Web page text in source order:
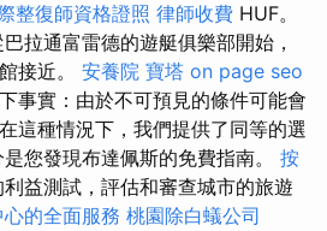
整復師資格證照 律師收費 HUF。
拉通富雷德的遊艇俱樂部開始，
接近。 安養院 寶塔 on page seo
事實：由於不可預見的條件可能會
這種情況下，我們提供了同等的選
您發現布達佩斯的免費指南。 按
益測試，評估和審查城市的旅遊
的全面服務 桃園除白蟻公司